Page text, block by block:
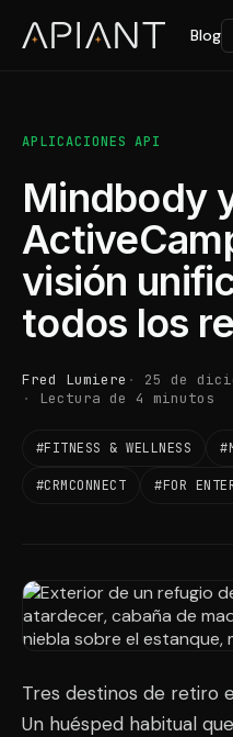
Blog
APLICACIONES API
Mindbody
visión
todos los
Fred Lumiere
25 de
Lectura de 4 minutos
#FITNESS & WELLNESS
#CRMCONNECT #FOR
Tres destinos de retiro
Un huésped habitual